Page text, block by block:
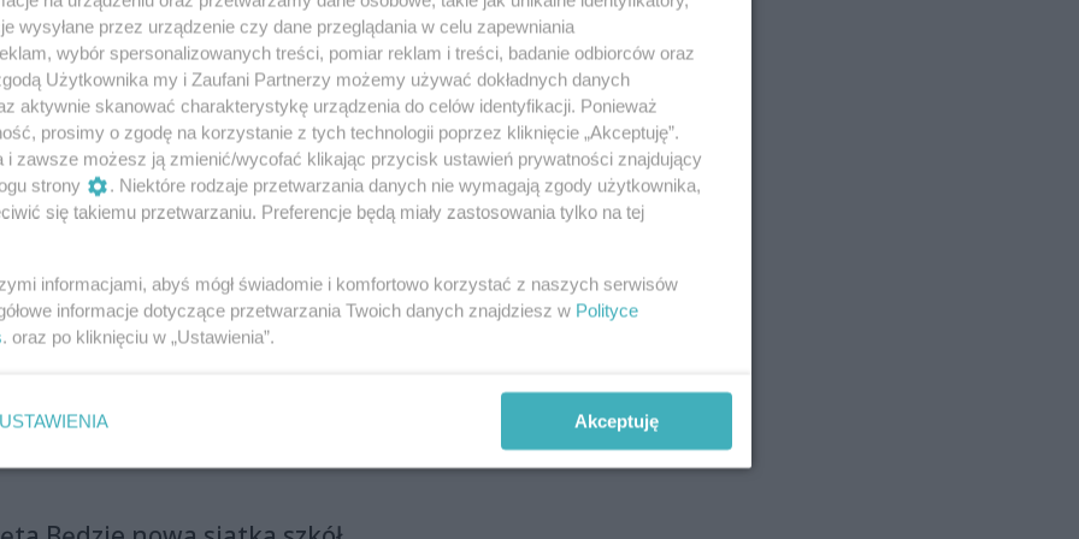
ukaże się najnowsza płyta radomskiego zespołu
„Co mnie tutaj trzyma”. Na kanale YT właśnie
singiel „Samer” promujący krążek.
znów pod młotek
z chętnych się nie zgłosił. Radomskie Centrum
po raz kolejny ogłosiło przetarg na sprzedaż
ze Śmiechem"
Team Zaprasza na darmowe Warsztaty "Bariery
wysyłane przez urządzenie czy dane przeglądania w celu zapewniania
wybór spersonalizowanych treści, pomiar reklam i treści, badanie odbiorców oraz
Użytkownika my i Zaufani Partnerzy możemy używać dokładnych danych
aktywnie skanować charakterystykę urządzenia do celów identyfikacji. Ponieważ
prosimy o zgodę na korzystanie z tych technologii poprzez kliknięcie „Akceptuję”.
i zawsze możesz ją zmienić/wycofać klikając przycisk ustawień prywatności znajdujący
strony
. Niektóre rodzaje przetwarzania danych nie wymagają zgody użytkownika,
się takiemu przetwarzaniu. Preferencje będą miały zastosowania tylko na tej
informacjami, abyś mógł świadomie i komfortowo korzystać z naszych serwisów
informacje dotyczące przetwarzania Twoich danych znajdziesz w Polityce
. oraz po kliknięciu w „Ustawienia”.
USTAWIENIA Akceptuję